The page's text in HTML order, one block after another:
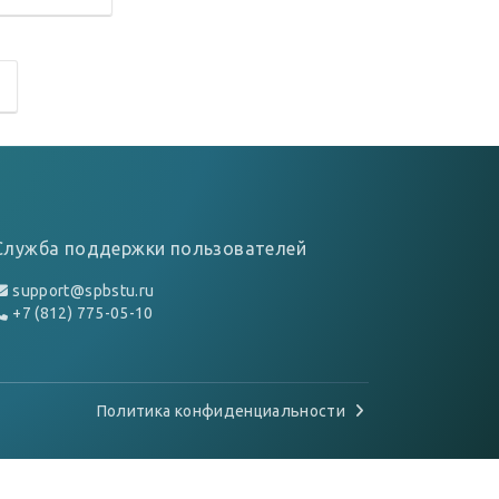
поддержки пользователей
support@spbstu.ru
+7 (812) 775-05-10
Политика конфиденциальности